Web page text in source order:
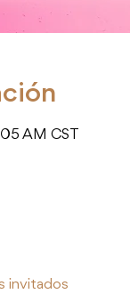
AM CST
invitados